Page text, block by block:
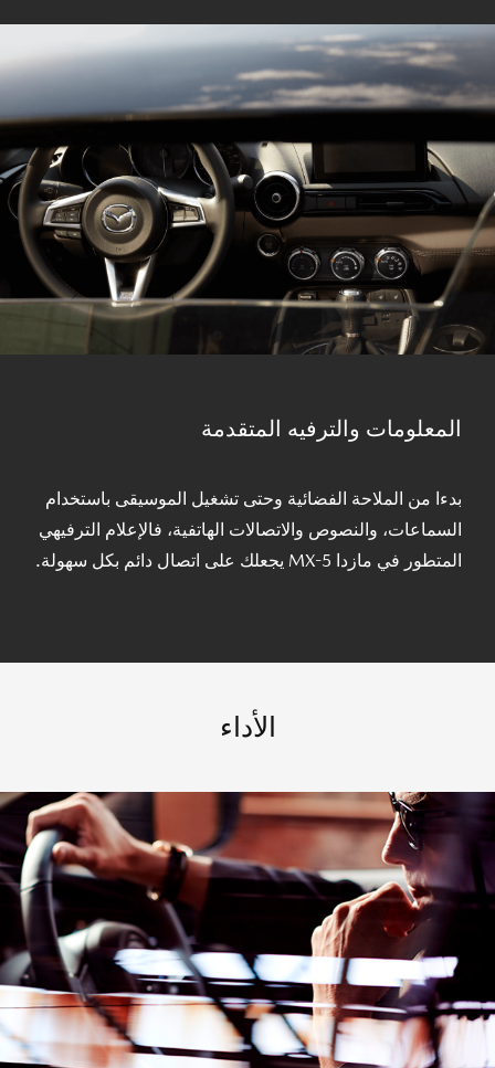
المعلومات والترفيه المتقدمة
بدءا من الملاحة الفضائية وحتى تشغيل الموسيقى باستخدام
السماعات، والنصوص والاتصالات الهاتفية، فالإعلام الترفيهي
المتطور في مازدا MX-5 يجعلك على اتصال دائم بكل سهولة.
الأداء